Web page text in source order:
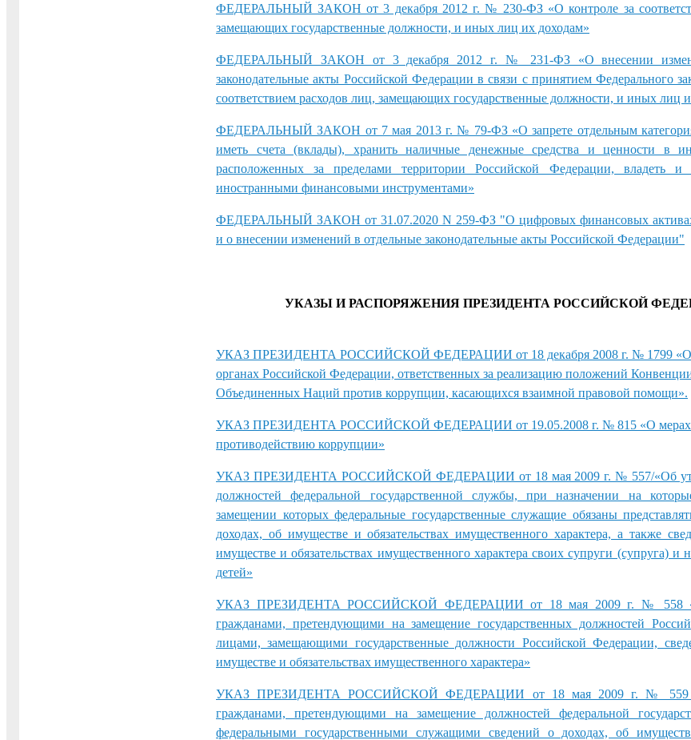
ФЕДЕРАЛЬНЫЙ ЗАКОН от 3 декабря 2012 г. № 230-ФЗ «О контроле за
замещающих государственные должности, и иных лиц их доходам»
ФЕДЕРАЛЬНЫЙ ЗАКОН от 3 декабря 2012 г. № 231-ФЗ «О внесении
законодательные акты Российской Федерации в связи с принятием Федерального
соответствием расходов лиц, замещающих государственные должности, и иных лиц
ФЕДЕРАЛЬНЫЙ ЗАКОН от 7 мая 2013 г. № 79-ФЗ «О запрете отдельным
иметь счета (вклады), хранить наличные денежные средства и ценности в
расположенных за пределами территории Российской Федерации, владеть и
иностранными финансовыми инструментами»
ФЕДЕРАЛЬНЫЙ ЗАКОН от 31.07.2020 N 259-ФЗ "О цифровых финансовых
и о внесении изменений в отдельные законодательные акты Российской Федерации"
УКАЗЫ И РАСПОРЯЖЕНИЯ ПРЕЗИДЕНТА РОССИЙСКОЙ
УКАЗ ПРЕЗИДЕНТА РОССИЙСКОЙ ФЕДЕРАЦИИ от 18 декабря 2008 г. № 1799 «О
органах Российской Федерации, ответственных за реализацию положений
Объединенных Наций против коррупции, касающихся взаимной правовой помощи».
УКАЗ ПРЕЗИДЕНТА РОССИЙСКОЙ ФЕДЕРАЦИИ от 19.05.2008 г. № 815 «О мерах
противодействию коррупции»
УКАЗ ПРЕЗИДЕНТА РОССИЙСКОЙ ФЕДЕРАЦИИ от 18 мая 2009 г. № 557/«Об
должностей федеральной государственной службы, при назначении на
замещении которых федеральные государственные служащие обязаны
доходах, об имуществе и обязательствах имущественного характера, а также
имуществе и обязательствах имущественного характера своих супруги (супруга) и
детей»
УКАЗ ПРЕЗИДЕНТА РОССИЙСКОЙ ФЕДЕРАЦИИ от 18 мая 2009 г. № 558 «О
гражданами, претендующими на замещение государственных должностей
лицами, замещающими государственные должности Российской Федерации,
имуществе и обязательствах имущественного характера»
УКАЗ ПРЕЗИДЕНТА РОССИЙСКОЙ ФЕДЕРАЦИИ от 18 мая 2009 г. № 559
гражданами, претендующими на замещение должностей федеральной
федеральными государственными служащими сведений о доходах, об